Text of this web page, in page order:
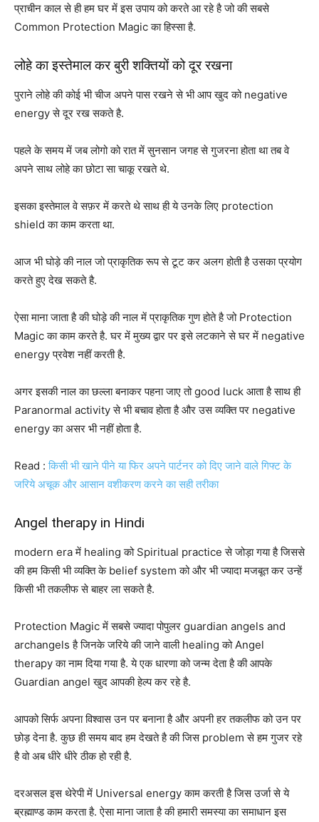
प्राचीन काल से ही हम घर में इस उपाय को करते आ रहे है जो की सबसे
Common Protection Magic का हिस्सा है.
लोहे का इस्तेमाल कर बुरी शक्तियों को दूर रखना
पुराने लोहे की कोई भी चीज अपने पास रखने से भी आप खुद को negative
energy से दूर रख सकते है.
पहले के समय में जब लोगो को रात में सुनसान जगह से गुजरना होता था तब वे
अपने साथ लोहे का छोटा सा चाकू रखते थे.
इसका इस्तेमाल वे सफ़र में करते थे साथ ही ये उनके लिए protection
shield का काम करता था.
आज भी घोड़े की नाल जो प्राकृतिक रूप से टूट कर अलग होती है उसका प्रयोग
करते हुए देख सकते है.
ऐसा माना जाता है की घोड़े की नाल में प्राकृतिक गुण होते है जो Protection
Magic का काम करते है. घर में मुख्य द्वार पर इसे लटकाने से घर में negative
energy प्रवेश नहीं करती है.
अगर इसकी नाल का छल्ला बनाकर पहना जाए तो good luck आता है साथ ही
Paranormal activity से भी बचाव होता है और उस व्यक्ति पर negative
energy का असर भी नहीं होता है.
Read :किसी भी खाने पीने या फिर अपने पार्टनर को दिए जाने वाले गिफ्ट के
जरिये अचूक और आसान वशीकरण करने का सही तरीका
Angel therapy in Hindi
modern era में healing को Spiritual practice से जोड़ा गया है जिससे
की हम किसी भी व्यक्ति के belief system को और भी ज्यादा मजबूत कर उन्हें
किसी भी तकलीफ से बाहर ला सकते है.
Protection Magic में सबसे ज्यादा पोपुलर guardian angels and
archangels है जिनके जरिये की जाने वाली healing को Angel
therapy का नाम दिया गया है. ये एक धारणा को जन्म देता है की आपके
Guardian angel खुद आपकी हेल्प कर रहे है.
आपको सिर्फ अपना विश्वास उन पर बनाना है और अपनी हर तकलीफ को उन पर
छोड़ देना है. कुछ ही समय बाद हम देखते है की जिस problem से हम गुजर रहे
है वो अब धीरे धीरे ठीक हो रही है.
दरअसल इस थेरेपी में Universal energy काम करती है जिस उर्जा से ये
ब्रह्माण्ड काम करता है. ऐसा माना जाता है की हमारी समस्या का समाधान इस